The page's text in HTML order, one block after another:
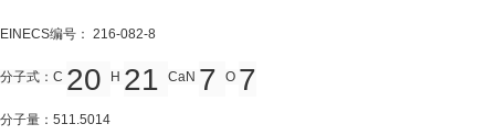
EINECS编号： 216-082-8
分子式：C 20 H 21 CaN 7 O 7
分子量：511.5014